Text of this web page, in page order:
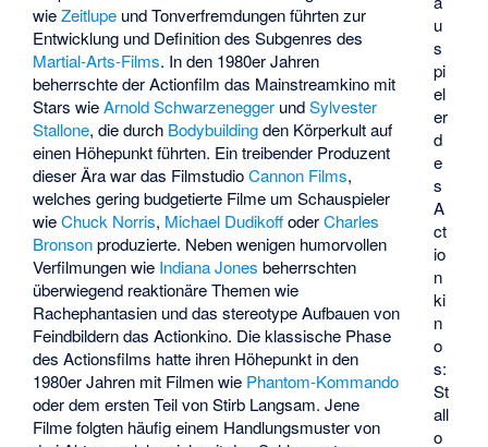
u
s
pi
el
er
d
e
s
A
ct
io
n
ki
n
o
s:
St
all
o
wieZeitlupe und Tonverfremdungen führten zur
Entwicklung und Definition des Subgenres des
Martial-Arts-Films. In den 1980er Jahren
beherrschte der Actionfilm das Mainstreamkino mit
Stars wieArnold Schwarzenegger undSylvester
Stallone, die durch Bodybuildingden Körperkult auf
einen Höhepunkt führten. Ein treibender Produzent
dieser Ära war das FilmstudioCannon Films,
welches gering budgetierte Filme um Schauspieler
wieChuck Norris, Michael DudikoffoderCharles
Bronsonproduzierte. Neben wenigen humorvollen
Verfilmungen wie Indiana Jones beherrschten
überwiegend reaktionäre Themen wie
Rachephantasien und das stereotype Aufbauen von
Feindbildern das Actionkino. Die klassische Phase
des Actionsfilms hatte ihren Höhepunkt in den
1980er Jahren mit Filmen wie Phantom-Kommando
oder dem ersten Teil vonStirb Langsam. Jene
Filme folgten häufig einem Handlungsmuster von